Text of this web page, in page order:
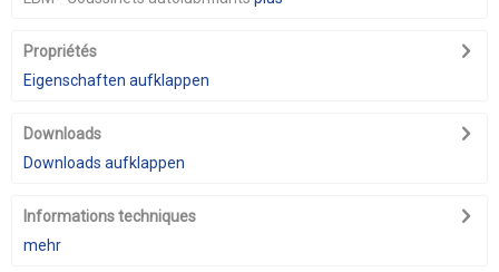
Propriétés
Eigenschaften aufklappen
Downloads
Downloads aufklappen
Informations techniques
mehr